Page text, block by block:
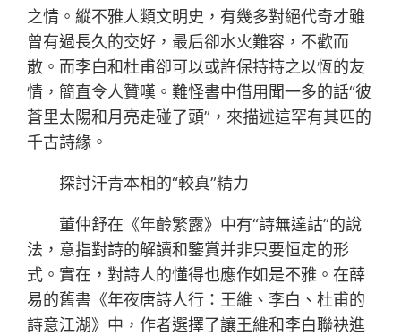
之情。縱不雅人類文明史，有幾多對絕代奇才雖
曾有過長久的交好，最后卻水火難容，不歡而
散。而李白和杜甫卻可以或許保持持之以恆的友
情，簡直令人贊嘆。難怪書中借用聞一多的話“彼
蒼里太陽和月亮走碰了頭”，來描述這罕有其匹的
千古詩緣。
探討汗青本相的“較真”精力
董仲舒在《年齡繁露》中有“詩無達詁”的說
法，意指對詩的解讀和鑒賞并非只要恒定的形
式。實在，對詩人的懂得也應作如是不雅。在薛
易的舊書《年夜唐詩人行：王維、李白、杜甫的
詩意江湖》中，作者選擇了讓王維和李白聯袂進